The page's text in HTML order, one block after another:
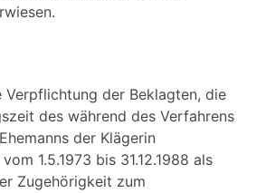
der Beklagten, die
des während des Verfahrens
der Klägerin
1.5.1973 bis 31.12.1988 als
Zugehörigkeit zum